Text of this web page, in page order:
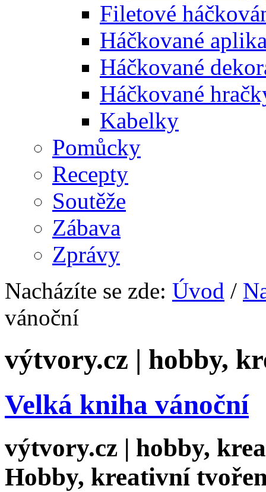
Filetové
Háčkované
Háčkované
Háčkované
Kabelky
Pomůcky
Recepty
Soutěže
Zábava
Zprávy
Nacházíte se zde: Úvod /
vánoční
výtvory.cz | hobby,
Velká kniha vánoční
výtvory.cz | hobby,
Hobby, kreativní